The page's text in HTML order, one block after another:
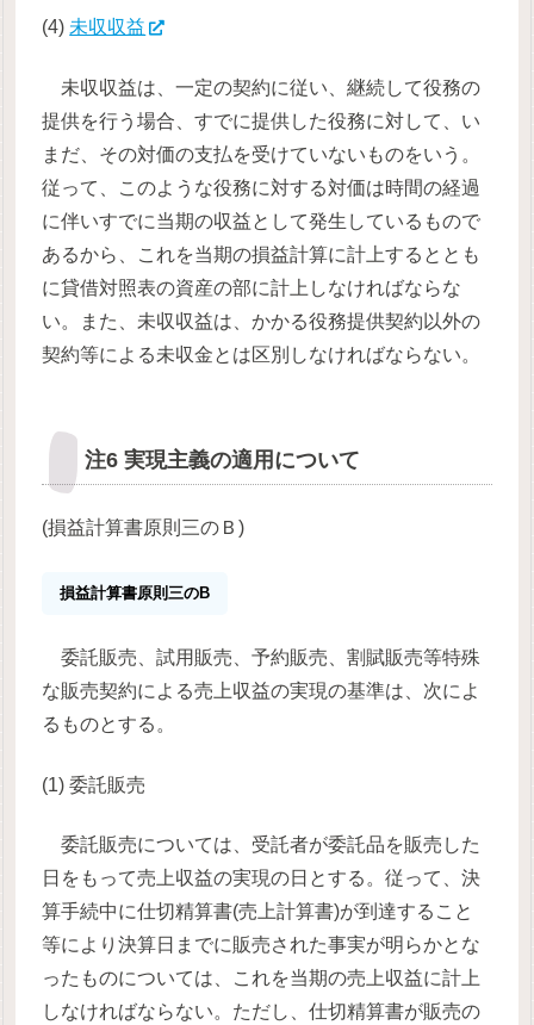
(4) 未収収益
未収収益は、一定の契約に従い、継続して役務の
提供を行う場合、すでに提供した役務に対して、い
まだ、その対価の支払を受けていないものをいう。
従って、このような役務に対する対価は時間の経過
に伴いすでに当期の収益として発生しているもので
あるから、これを当期の損益計算に計上するととも
に貸借対照表の資産の部に計上しなければならな
い。また、未収収益は、かかる役務提供契約以外の
契約等による未収金とは区別しなければならない。
注6 実現主義の適用について
(損益計算書原則三のＢ)
損益計算書原則三のB
委託販売、試用販売、予約販売、割賦販売等特殊
な販売契約による売上収益の実現の基準は、次によ
るものとする。
(1) 委託販売
委託販売については、受託者が委託品を販売した
日をもって売上収益の実現の日とする。従って、決
算手続中に仕切精算書(売上計算書)が到達すること
等により決算日までに販売された事実が明らかとな
ったものについては、これを当期の売上収益に計上
しなければならない。ただし、仕切精算書が販売の